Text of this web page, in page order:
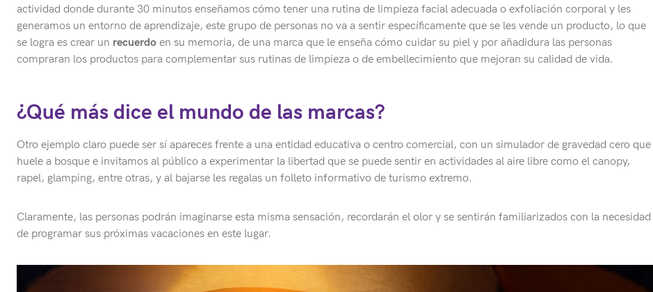
actividad donde durante 30 minutos enseñamos cómo tener una rutina de limpieza facial adecuada o exfoliación corporal y les
generamos un entorno de aprendizaje, este grupo de personas no va a sentir específicamente que se les vende un producto, lo que
se logra es crear un recuerdo en su memoria, de una marca que le enseña cómo cuidar su piel y por añadidura las personas
compraran los productos para complementar sus rutinas de limpieza o de embellecimiento que mejoran su calidad de vida.
¿Qué más dice el mundo de las marcas?
Otro ejemplo claro puede ser sí apareces frente a una entidad educativa o centro comercial, con un simulador de gravedad cero que
huele a bosque e invitamos al público a experimentar la libertad que se puede sentir en actividades al aire libre como el canopy,
rapel, glamping, entre otras, y al bajarse les regalas un folleto informativo de turismo extremo.
Claramente, las personas podrán imaginarse esta misma sensación, recordarán el olor y se sentirán familiarizados con la necesidad
de programar sus próximas vacaciones en este lugar.